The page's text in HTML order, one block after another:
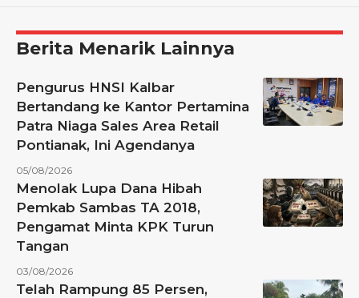
Berita Menarik Lainnya
Pengurus HNSI Kalbar
Bertandang ke Kantor Pertamina
Patra Niaga Sales Area Retail
Pontianak, Ini Agendanya
05/08/2026
Menolak Lupa Dana Hibah
Pemkab Sambas TA 2018,
Pengamat Minta KPK Turun
Tangan
03/08/2026
Telah Rampung 85 Persen,